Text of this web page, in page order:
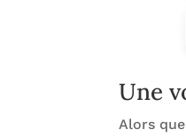
Une
Alors